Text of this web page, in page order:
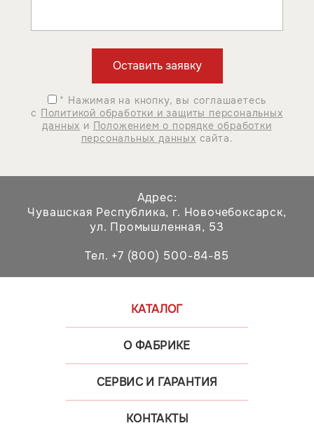
* Нажимая на кнопку, вы соглашаетесь
с Политикой обработки и защиты персональных
данных и Положением о порядке обработки
персональных данных сайта.
Адрес:
Чувашская Республика, г. Новочебоксарск,
ул. Промышленная, 53
Тел. +7 (800) 500-84-85
КАТАЛОГ
О ФАБРИКЕ
СЕРВИС И ГАРАНТИЯ
КОНТАКТЫ